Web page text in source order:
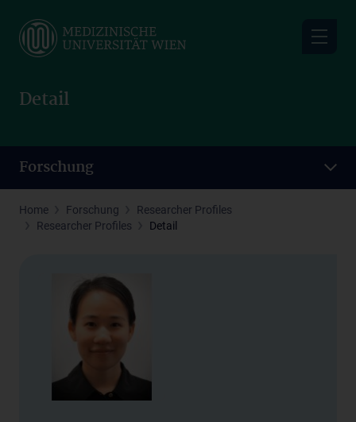
main
Detail
Forschung
Home Forschung
Researcher Profiles
Researcher Profiles
Detail